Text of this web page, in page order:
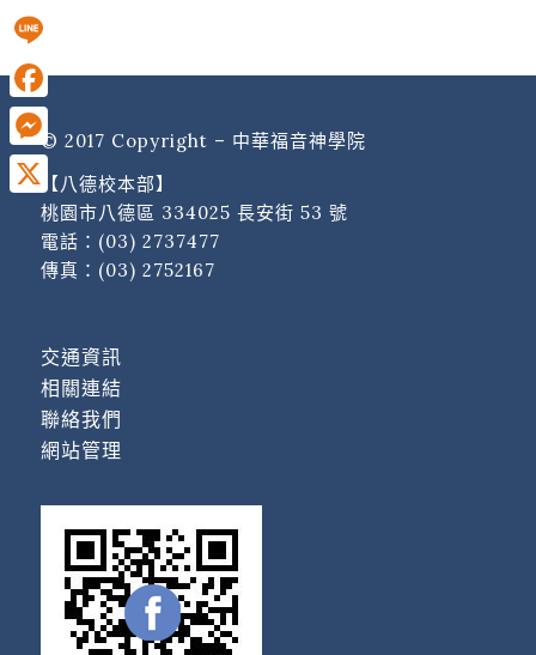
© 2017 Copyright – 中華福音神學院
【八德校本部】
桃園市八德區 334025 長安街 53 號
電話： (03) 2737477
傳真：(03) 2752167
交通資訊
相關連結
聯絡我們
網站管理
Line
Facebook
Messenger